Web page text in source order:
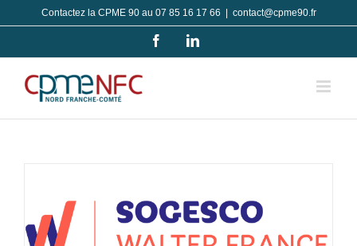
au
Contactez la CPME 90 au 07 85 16 17 66 contact@cpme90.fr
FacebookLinkedIn